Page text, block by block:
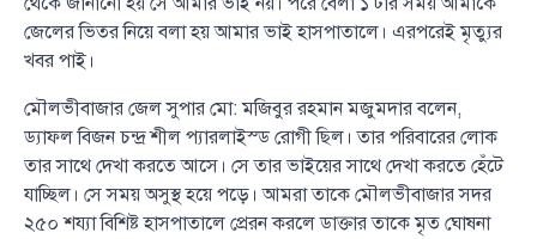
জেলের ভিতর নিয়ে বলা হয় আমার ভাই হাসপাতালে। এরপরেই মৃত্যুর
খবর পাই।
মৌলভীবাজার জেল সুপার মো: মজিবুর রহমান মজুমদার বলেন,
ড্যাফল বিজন চন্দ্র শীল প্যারলাইস্ড রোগী ছিল। তার পরিবারের লোক
তার সাথে দেখা করতে আসে। সে তার ভাইয়ের সাথে দেখা করতে হেঁটে
যাচ্ছিল। সে সময় অসুস্থ হয়ে পড়ে। আমরা তাকে মৌলভীবাজার সদর
২৫০ শয্যা বিশিষ্ট হাসপাতালে প্রেরন করলে ডাক্তার তাকে মৃত ঘোষনা